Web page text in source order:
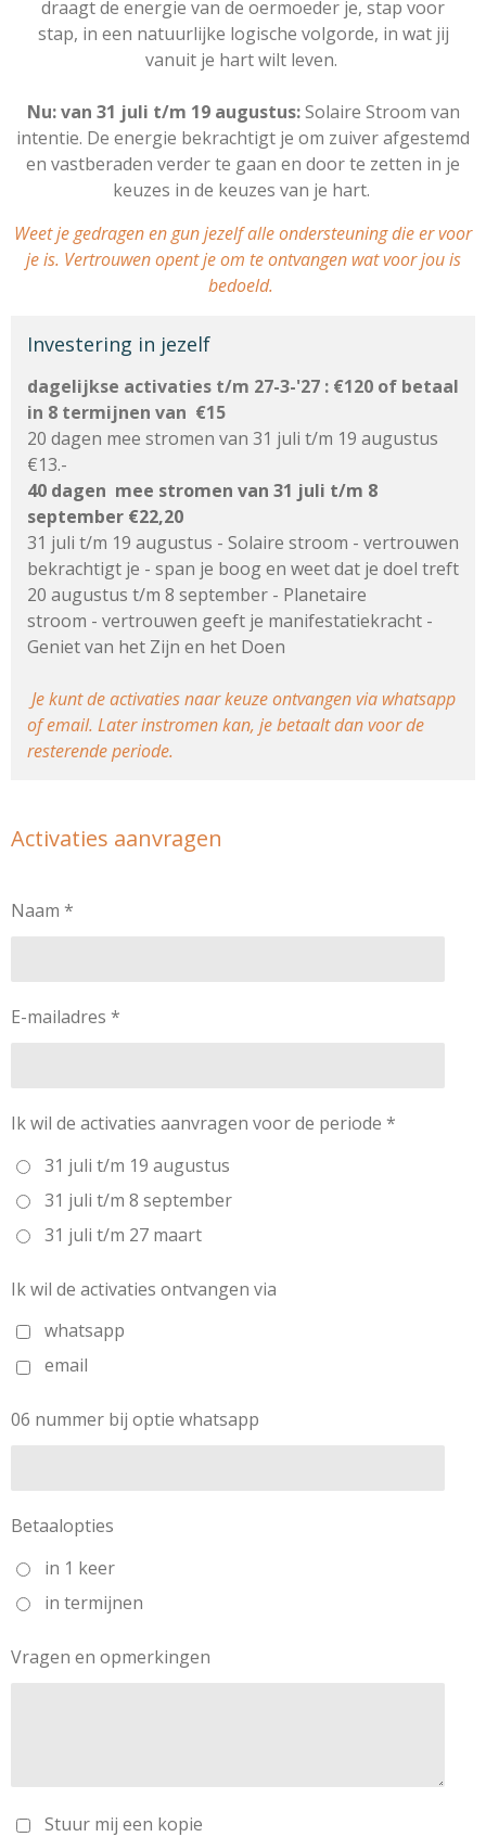
draagt de energie van de oermoeder je, stap voor
stap, in een natuurlijke logische volgorde, in wat jij
vanuit je hart wilt leven.
Nu: van 31 juli t/m 19 augustus:Solaire Stroom van
intentie. De energie bekrachtigt je om zuiver afgestemd
en vastberaden verder te gaan en door te zetten in je
keuzes in de keuzes van je hart.
Weet je gedragen en gun jezelf alle ondersteuning die er voor
je is. Vertrouwen opent je om te ontvangen wat voor jou is
bedoeld.
Investering in jezelf
dagelijkse activaties t/m 27-3-'27 : €120 of betaal
in 8 termijnen van €15
20 dagen mee stromen van 31 juli t/m 19 augustus
€13.-
40 dagen mee stromen van 31 juli t/m 8
september €22,20
31 juli t/m 19 augustus - Solaire stroom - vertrouwen
bekrachtigt je - span je boog en weet dat je doel treft
20 augustus t/m 8 september - Planetaire
stroom - vertrouwen geeft je manifestatiekracht -
Geniet van het Zijn en het Doen
Je kunt de activaties naar keuze ontvangen via whatsapp
of email. Later instromen kan, je betaalt dan voor de
resterende periode.
Activaties aanvragen
Naam *
E-mailadres *
Ik wil de activaties aanvragen voor de periode *
31 juli t/m 19 augustus
31 juli t/m 8 september
31 juli t/m 27 maart
Ik wil de activaties ontvangen via
whatsapp
email
06 nummer bij optie whatsapp
Betaalopties
in 1 keer
in termijnen
Vragen en opmerkingen
Stuur mij een kopie